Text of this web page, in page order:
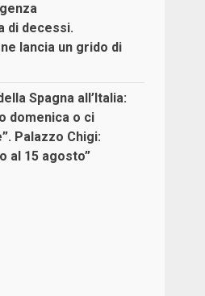
di decessi.
lancia un grido di
Spagna all’Italia:
domenica o ci
Palazzo Chigi:
al 15 agosto”